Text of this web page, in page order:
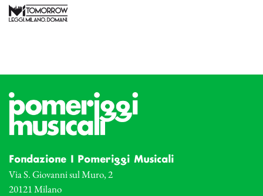
Fondazione I Pomeriggi Musicali
Via S. Giovanni sul Muro, 2
20121 Milano